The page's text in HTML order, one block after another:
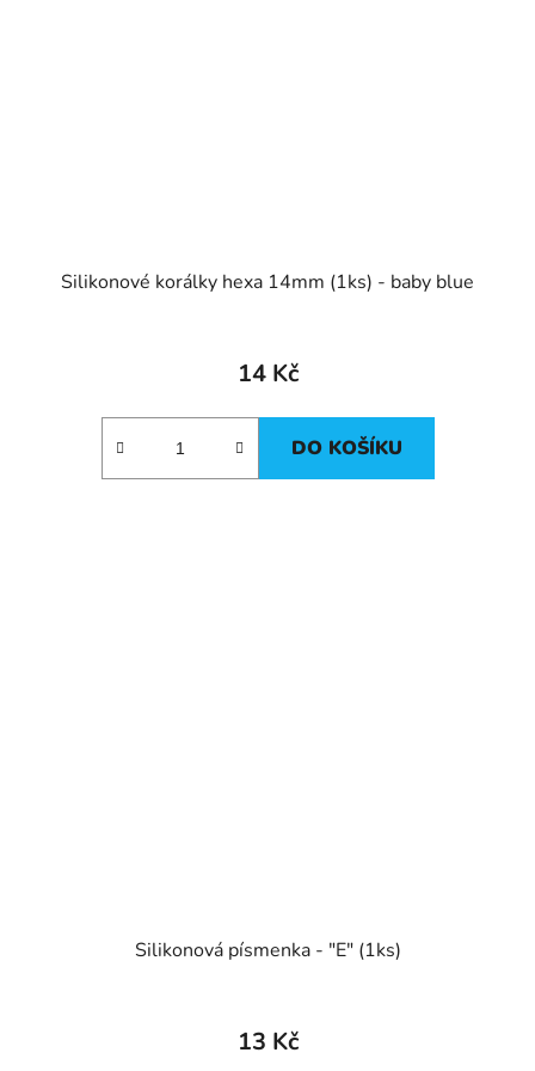
Silikonové korálky hexa 14mm (1ks) - baby blue
14 Kč
DO KOŠÍKU
Silikonová písmenka - "E" (1ks)
13 Kč